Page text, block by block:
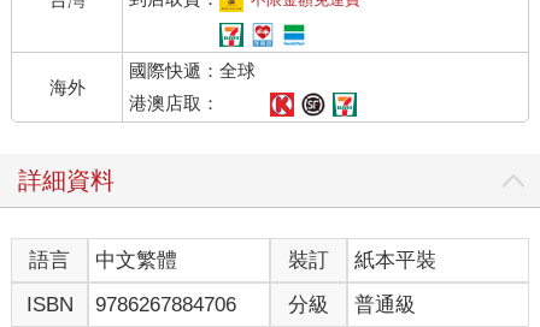
海外
國際快遞：全球
港澳店取：
詳細資料
語言 中文繁體 裝訂
紙本平裝
ISBN
9786267884706 分級 普通級